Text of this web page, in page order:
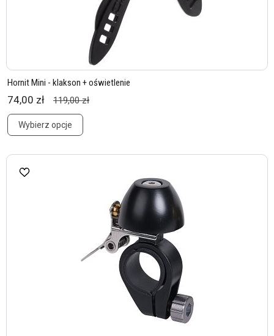
Hornit Mini - klakson + oświetlenie
74,00 zł 119,00 zł
Wybierz opcje